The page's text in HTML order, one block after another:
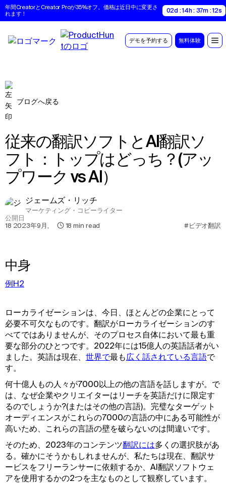
年間CreatorとCreator Proが35%オフ。価格は近日中に変更さ
れます！
02d : 14h : 37m : 11s
デモを予約する 無料体験
ブログへ戻る
従来の翻訳ソフトとAI翻訳ソ
フト：トップはどっち？(アッ
プワーク vs AI）
ジェームズ・リッチ
マーケティング・コピーライター
公開日
18 2023年9月 , 18 min read #ビデオ翻訳
中身
例H2
ローカライゼーションは、今日、ほとんどの企業にとって
必要不可欠なものです。翻訳がローカライゼーションのす
べてではありませんが、そのプロセス自体において最も重
要な部分のひとつです。2022年には15億人の英語話者がい
ました。英語は現在、 世界で最も 広く話されている言語で
す。
何十億人もの人々が7000以上の他の言語を話しますが。で
は、なぜ企業やクリエイターはリーチを英語だけに限定す
るのでしょうか?(またはその他の言語)。完璧なターゲット
オーディエンスがこれらの7000の言語の中にある可能性が
高いため、これらの言語の壁を破らないのは間違いです。
そのため、2023年のコンテンツ翻訳には多くの選択肢があ
る。確かにそうかもしれませんが、私たちは現在、翻訳サ
ービスをフリーランサーに依頼するか、AI翻訳ソフトウェ
アを使用するかの2つを主なものとして観察しています。